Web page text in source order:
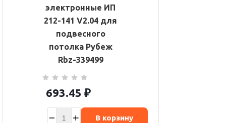
электронные ИП
212-141 V2.04 для
подвесного
потолка Рубеж
Rbz-339499
693.45 ₽
В корзину